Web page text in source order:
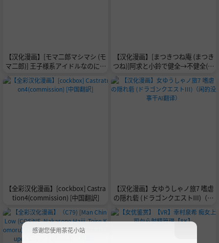
【汉化漫画】[モマ二郎マシマシ (モ
マ二郎)] 王子様系アイドルなのにメ
ンバーとレズセックスしちゃってご
めんなさい♡〜イッたと認めるまで
連続絶頂楽屋編〜 [中国翻訳]
【汉化漫画】[まつきつね庵 (まつき
つね)]阿求と小鈴で健全→不健全(東
方Project) [中国翻訳][DL版]
【全彩汉化漫画】[cockbox] Castra
tion4(commission) [中国翻訳]
【汉化漫画】女ゆうしゃノ旅7 嗜虐
の隠れ砦 (ドラゴンクエストIII)（闲
的没事干AI翻译）
感谢您使用茶花小站